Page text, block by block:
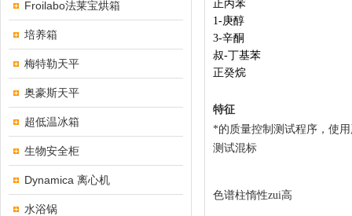
Froilabo法莱宝烘箱
培养箱
梅特勒天平
奥豪斯天平
超低温冰箱
生物安全柜
Dynamica 离心机
水浴锅
正丙苯
1-庚醇
3-辛酮
叔-丁基苯
正癸烷
特征
*的质量控制测试程序，使
测试混标
色谱柱惰性zui高